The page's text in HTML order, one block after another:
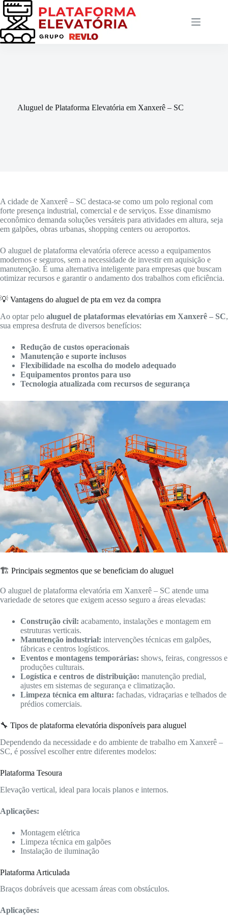
Pular
para
conteúdo
Aluguel de Plataforma Elevatória em Xanxerê – SC
A cidade de Xanxerê – SC destaca-se como um polo regional com
forte presença industrial, comercial e de serviços. Esse dinamismo
econômico demanda soluções versáteis para atividades em altura, seja
em galpões, obras urbanas, shopping centers ou aeroportos.
O aluguel de plataforma elevatória oferece acesso a equipamentos
modernos e seguros, sem a necessidade de investir em aquisição e
manutenção. É uma alternativa inteligente para empresas que buscam
otimizar recursos e garantir o andamento dos trabalhos com eficiência.
💡 Vantagens do aluguel de pta em vez da compra
Ao optar pelo aluguel de plataformas elevatórias em Xanxerê – SC,
sua empresa desfruta de diversos benefícios:
Redução de custos operacionais
Manutenção e suporte inclusos
Flexibilidade na escolha do modelo adequado
Equipamentos prontos para uso
Tecnologia atualizada com recursos de segurança
🏗️ Principais segmentos que se beneficiam do aluguel
O aluguel de plataforma elevatória em Xanxerê – SC atende uma
variedade de setores que exigem acesso seguro a áreas elevadas:
Construção civil: acabamento, instalações e montagem em
estruturas verticais.
Manutenção industrial: intervenções técnicas em galpões,
fábricas e centros logísticos.
Eventos e montagens temporárias: shows, feiras, congressos e
produções culturais.
Logística e centros de distribuição: manutenção predial,
ajustes em sistemas de segurança e climatização.
Limpeza técnica em altura: fachadas, vidraçarias e telhados de
prédios comerciais.
🔧 Tipos de plataforma elevatória disponíveis para aluguel
Dependendo da necessidade e do ambiente de trabalho em Xanxerê –
SC, é possível escolher entre diferentes modelos:
Plataforma Tesoura
Elevação vertical, ideal para locais planos e internos.
Aplicações:
Montagem elétrica
Limpeza técnica em galpões
Instalação de iluminação
Plataforma Articulada
Braços dobráveis que acessam áreas com obstáculos.
Aplicações: